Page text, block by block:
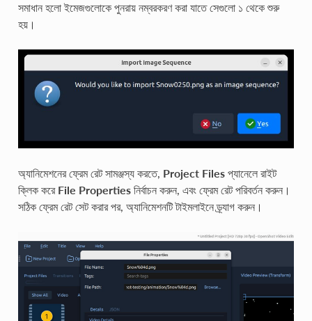
সমাধান হলো ইমেজগুলোকে পুনরায় নম্বরকরণ করা যাতে সেগুলো ১ থেকে শুরু
হয়।
অ্যানিমেশনের ফ্রেম রেট সামঞ্জস্য করতে, Project Filesপ্যানেলে রাইট
ক্লিক করে File Propertiesনির্বাচন করুন, এবং ফ্রেম রেট পরিবর্তন করুন।
সঠিক ফ্রেম রেট সেট করার পর, অ্যানিমেশনটি টাইমলাইনে ড্র্যাগ করুন।